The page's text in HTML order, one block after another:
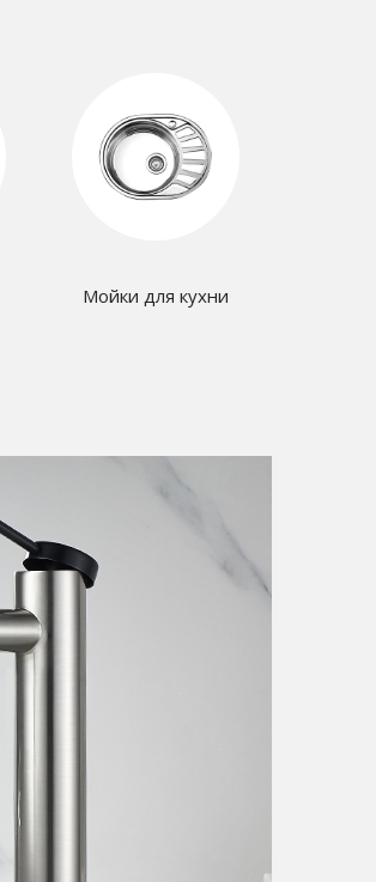
Мойки для кухни